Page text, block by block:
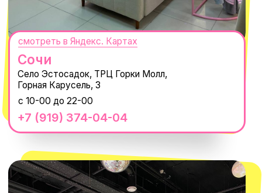
ИП Проворный Алексей Алексеевич
ИНН 667114098580
Telegram
WhatsApp
8 800 550-06-92
macrocosm_store@mail.ru
КОНТАКТЫ
Оплата долями
Size guide
Вакансии
Реквизиты
Магазины
Наши путешествия
Наши проекты
Оферта
Пользовательское соглашение
данных